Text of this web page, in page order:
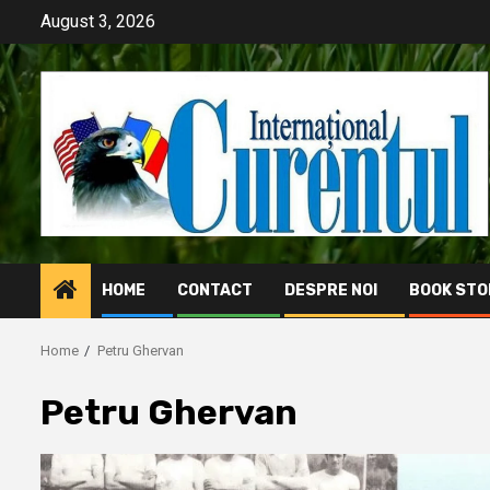
content
August 3, 2026
HOME CONTACT DESPRE NOI BOOK
Home Petru Ghervan
Petru Ghervan